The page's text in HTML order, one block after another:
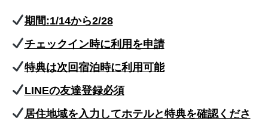
期間:1/14から2/28
チェックイン時に利用を申請
特典は次回宿泊時に利用可能
LINEの友達登録必須
居住地域を入力してホテルと特典を確認くださ